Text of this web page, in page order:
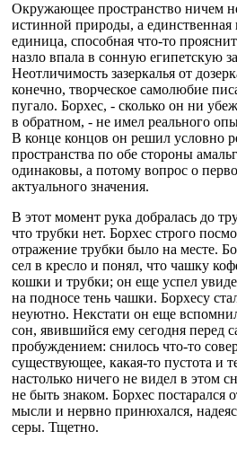
Окружающее пространство ничем
истинной природы, а
единица, способная что-то
назло впала в сонную египетскую
Неотличимость зазеркалья от
конечно, творческое самолюбие
пугало. Борхес, - сколько он ни
в обратном, - не имел реального
В конце концов он решил условно
пространства по обе стороны
одинаковы, а потому вопрос о
актуального значения.
В этот момент рука добралась до
что трубки нет. Борхес строго
отражение трубки было на месте.
сел в кресло и понял, что чашку
кошки и трубки; он еще успел
на подносе тень чашки. Борхесу
неуютно. Некстати он еще
сон, явившийся ему сегодня перед
пробуждением: снилось что-то
существующее, какая-то пустота и
настолько ничего не видел в этом
не быть знаком. Борхес постарался
мысли и нервно принюхался,
серы. Тщетно.